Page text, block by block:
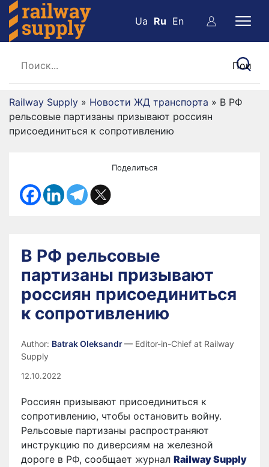
Ua Ru En
Railway Supply » Новости ЖД транспорта » В РФ
рельсовые партизаны призывают россиян
присоединиться к сопротивлению
Поделиться
В РФ рельсовые
партизаны призывают
россиян присоединиться
к сопротивлению
Author: Batrak Oleksandr— Editor-in-Chief at Railway
Supply
12.10.2022
Россиян призывают присоединиться к
сопротивлению, чтобы остановить войну.
Рельсовые партизаны распространяют
инструкцию по диверсиям на железной
дороге в РФ, сообщает журнал Railway Supply